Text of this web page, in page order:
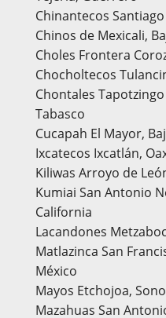
Chinantecos
Chinos de Mexicali,
Choles Frontera
Chocholtecos
Chontales
Tabasco
Cucapah El Mayor,
Ixcatecos Ixcatlán,
Kiliwas Arroyo de
Kumiai San Antonio
California
Lacandones
Matlazinca San
México
Mayos Etchojoa,
Mazahuas San